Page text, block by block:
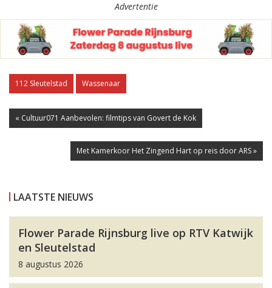
Advertentie
112 Sleutelstad Wassenaar
« Cultuur071 Aanbevolen: filmtips van Govert de Kok
Met Kamerkoor Het Zingend Hart op reis door ARS »
LAATSTE NIEUWS
Flower Parade Rijnsburg live op RTV Katwijk
en Sleutelstad
8 augustus 2026